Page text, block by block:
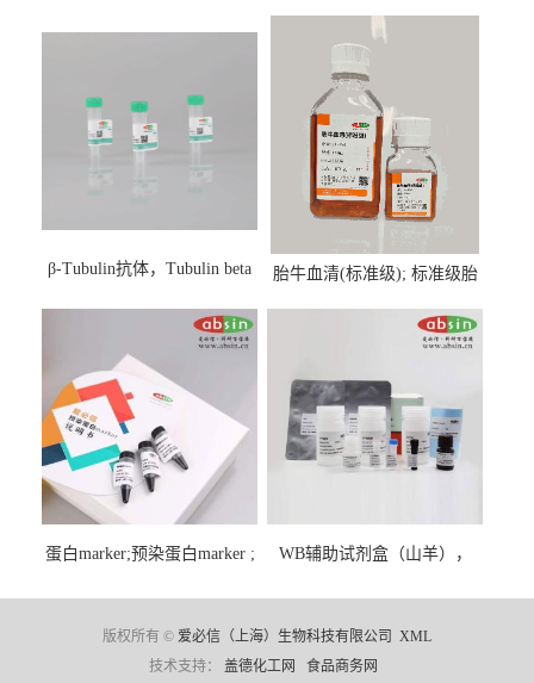
β-Tubulin抗体，Tubulin beta
胎牛血清(标准级); 标准级胎
蛋白marker;预染蛋白marker ;
WB辅助试剂盒（山羊），
版权所有 © 爱必信（上海）生物科技有限公司 XML
技术支持： 盖德化工网 食品商务网